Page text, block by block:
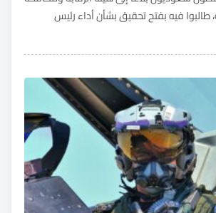
فيه بفتح تحقيق بشأن أداء رئيس